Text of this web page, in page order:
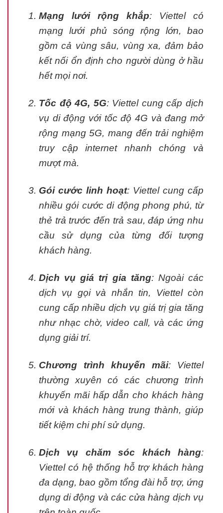
Mạng lưới rộng khắp: Viettel có
mạng lưới phủ sóng rộng lớn, bao
gồm cả vùng sâu, vùng xa, đảm bảo
kết nối ổn định cho người dùng ở hầu
hết mọi nơi.
Tốc độ 4G, 5G: Viettel cung cấp dịch
vụ di động với tốc độ 4G và đang mở
rộng mạng 5G, mang đến trải nghiệm
truy cập internet nhanh chóng và
mượt mà.
Gói cước linh hoạt: Viettel cung cấp
nhiều gói cước di động phong phú, từ
thẻ trả trước đến trả sau, đáp ứng nhu
cầu sử dụng của từng đối tượng
khách hàng.
Dịch vụ giá trị gia tăng: Ngoài các
dịch vụ gọi và nhắn tin, Viettel còn
cung cấp nhiều dịch vụ giá trị gia tăng
như nhạc chờ, video call, và các ứng
dụng giải trí.
Chương trình khuyến mãi: Viettel
thường xuyên có các chương trình
khuyến mãi hấp dẫn cho khách hàng
mới và khách hàng trung thành, giúp
tiết kiệm chi phí sử dụng.
Dịch vụ chăm sóc khách hàng:
Viettel có hệ thống hỗ trợ khách hàng
đa dạng, bao gồm tổng đài hỗ trợ, ứng
dụng di động và các cửa hàng dịch vụ